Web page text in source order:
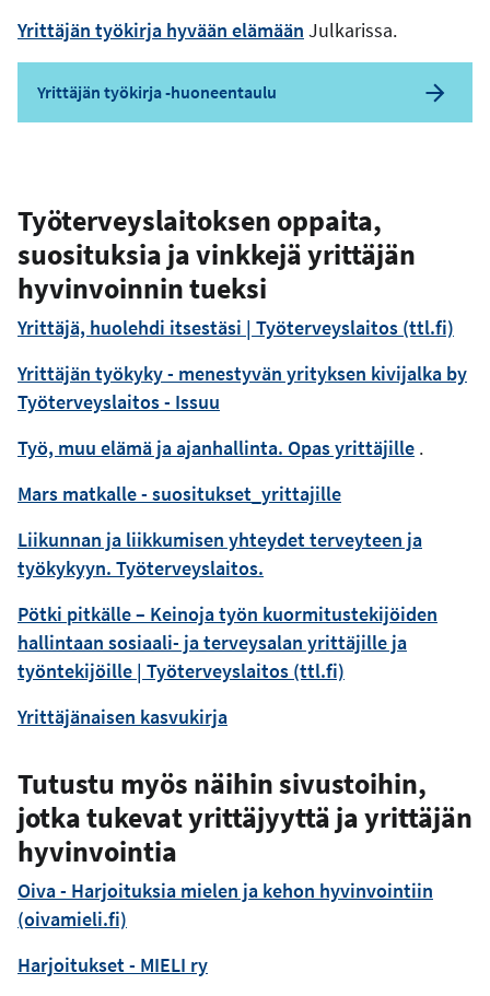
Yrittäjän työkirja hyvään elämään Julkarissa.
Yrittäjän työkirja -huoneentaulu
Työterveyslaitoksen oppaita,
suosituksia ja vinkkejä yrittäjän
hyvinvoinnin tueksi
Yrittäjä, huolehdi itsestäsi | Työterveyslaitos (ttl.fi)
Yrittäjän työkyky - menestyvän yrityksen kivijalka by
Työterveyslaitos - Issuu
Työ, muu elämä ja ajanhallinta. Opas yrittäjille .
Mars matkalle - suositukset_yrittajille
Liikunnan ja liikkumisen yhteydet terveyteen ja
työkykyyn. Työterveyslaitos.
Pötki pitkälle – Keinoja työn kuormitustekijöiden
hallintaan sosiaali- ja terveysalan yrittäjille ja
työntekijöille | Työterveyslaitos (ttl.fi)
Yrittäjänaisen kasvukirja
Tutustu myös näihin sivustoihin,
jotka tukevat yrittäjyyttä ja yrittäjän
hyvinvointia
Oiva - Harjoituksia mielen ja kehon hyvinvointiin
(oivamieli.fi)
Harjoitukset - MIELI ry